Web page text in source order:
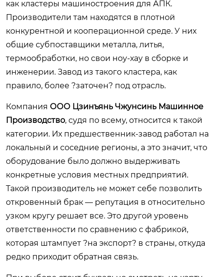
как кластеры машиностроения для АПК.
Производители там находятся в плотной
конкурентной и кооперационной среде. У них
общие субпоставщики металла, литья,
термообработки, но свои ноу-хау в сборке и
инженерии. Завод из такого кластера, как
правило, более ?заточен? под отрасль.
Компания ООО Цзинъянь Чжунсинь Машинное
Производство, судя по всему, относится к такой
категории. Их предшественник-завод работал на
локальный и соседние регионы, а это значит, что
оборудование было должно выдерживать
конкретные условия местных предприятий.
Такой производитель не может себе позволить
откровенный брак — репутация в относительно
узком кругу решает все. Это другой уровень
ответственности по сравнению с фабрикой,
которая штампует ?на экспорт? в страны, откуда
редко приходит обратная связь.